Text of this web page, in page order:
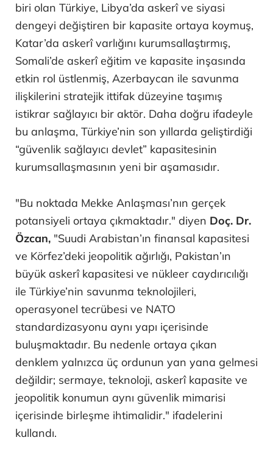
biri olan Türkiye, Libya’da askerî ve siyasi
dengeyi değiştiren bir kapasite ortaya koymuş,
Katar’da askerî varlığını kurumsallaştırmış,
Somali’de askerî eğitim ve kapasite inşasında
etkin rol üstlenmiş, Azerbaycan ile savunma
ilişkilerini stratejik ittifak düzeyine taşımış
istikrar sağlayıcı bir aktör. Daha doğru ifadeyle
bu anlaşma, Türkiye’nin son yıllarda geliştirdiği
“güvenlik sağlayıcı devlet” kapasitesinin
kurumsallaşmasının yeni bir aşamasıdır.
"Bu noktada Mekke Anlaşması’nın gerçek
potansiyeli ortaya çıkmaktadır." diyen Doç. Dr.
Özcan, "Suudi Arabistan’ın finansal kapasitesi
ve Körfez’deki jeopolitik ağırlığı, Pakistan’ın
büyük askerî kapasitesi ve nükleer caydırıcılığı
ile Türkiye’nin savunma teknolojileri,
operasyonel tecrübesi ve NATO
standardizasyonu aynı yapı içerisinde
buluşmaktadır. Bu nedenle ortaya çıkan
denklem yalnızca üç ordunun yan yana gelmesi
değildir; sermaye, teknoloji, askerî kapasite ve
jeopolitik konumun aynı güvenlik mimarisi
içerisinde birleşme ihtimalidir." ifadelerini
kullandı.